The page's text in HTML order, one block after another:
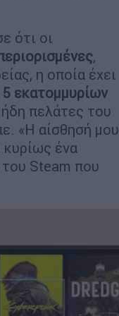
ότι οι
,
η οποία έχει
εκατομμυρίων
πελάτες του
«Η αίσθησή μου
κυρίως ένα
του Steam που